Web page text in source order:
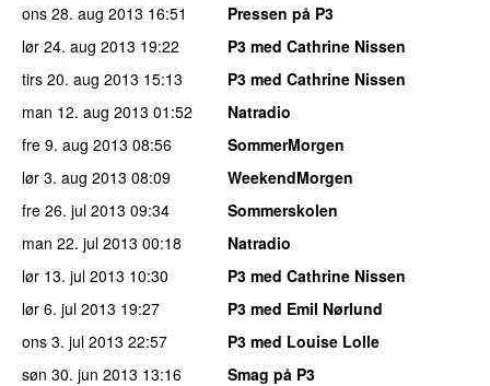
ons 28. aug 2013 16:51
Pressen på P3
lør 24. aug 2013 19:22
P3 med Cathrine Nissen
tirs 20. aug 2013 15:13
P3 med Cathrine Nissen
man 12. aug 2013 01:52
Natradio
fre 9. aug 2013 08:56
SommerMorgen
lør 3. aug 2013 08:09
WeekendMorgen
fre 26. jul 2013 09:34
Sommerskolen
man 22. jul 2013 00:18
Natradio
lør 13. jul 2013 10:30
P3 med Cathrine Nissen
lør 6. jul 2013 19:27
P3 med Emil Nørlund
ons 3. jul 2013 22:57
P3 med Louise Lolle
søn 30. jun 2013 13:16
Smag på P3